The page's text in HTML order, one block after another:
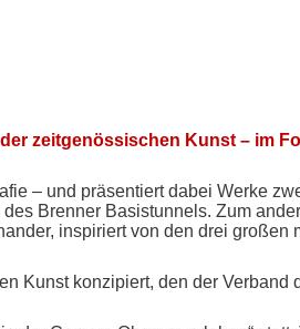
zeitgenössischen Kunst – im
– und präsentiert dabei Werke
Brenner Basistunnels. Zum
inspiriert von den drei großen
Kunst konzipiert, den der Verband